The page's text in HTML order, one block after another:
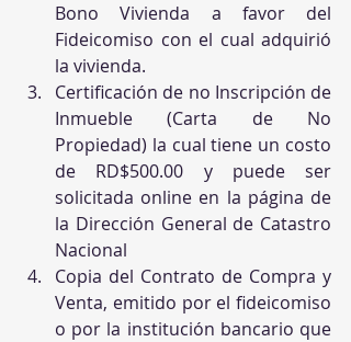
Bono Vivienda a favor del
Fideicomiso con el cual adquirió
la vivienda.
Certificación de no Inscripción de
Inmueble (Carta de No
Propiedad) la cual tiene un costo
de RD$500.00 y puede ser
solicitada online en la página de
la Dirección General de Catastro
Nacional
Copia del Contrato de Compra y
Venta, emitido por el fideicomiso
o por la institución bancario que